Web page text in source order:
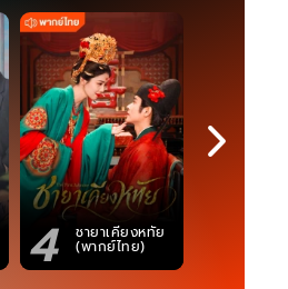
4 ชายาเคียงหทัย
(พากย์ไทย) 5